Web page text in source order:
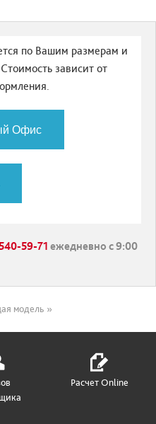
по Вашим размерам и
зависит от
Офис
59-71 ежедневно с 9:00
модель »
Расчет Online